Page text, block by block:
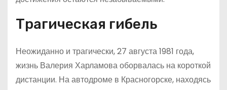
Трагическая гибель
Неожиданно и трагически, 27 августа 1981 года,
жизнь Валерия Харламова оборвалась на короткой
дистанции. На автодроме в Красногорске, находясь